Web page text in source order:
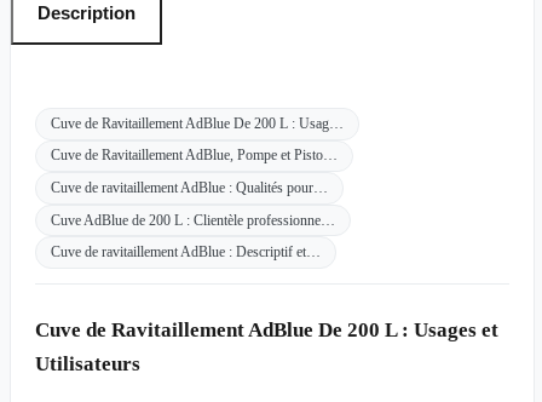
Description
Cuve de Ravitaillement AdBlue De 200 L : Usag…
Cuve de Ravitaillement AdBlue, Pompe et Pisto…
Cuve de ravitaillement AdBlue : Qualités pour…
Cuve AdBlue de 200 L : Clientèle professionne…
Cuve de ravitaillement AdBlue : Descriptif et…
Cuve de Ravitaillement AdBlue De 200 L : Usages et
Utilisateurs